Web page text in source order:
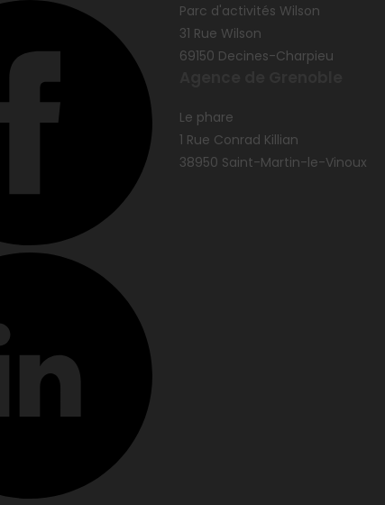
Parc d'activités Wilson
31 Rue Wilson
69150 Decines-Charpieu
Le phare
1 Rue Conrad Killian
38950 Saint-Martin-le-Vinoux